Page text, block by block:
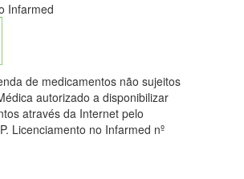
Infarmed
de medicamentos não sujeitos
autorizado a disponibilizar
através da Internet pelo
Licenciamento no Infarmed nº